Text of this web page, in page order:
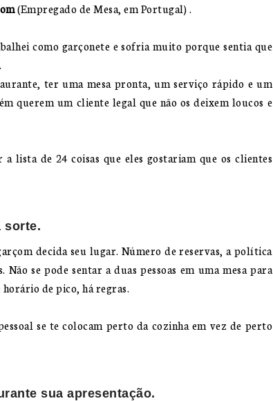
(Empregado de Mesa, em Portugal) .
como garçonete e sofria muito porque sentia que
ter uma mesa pronta, um serviço rápido e um
querem um cliente legal que não os deixem loucos e
lista de 24 coisas que eles gostariam que os clientes
sorte.
decida seu lugar. Número de reservas, a política
se pode sentar a duas pessoas em uma mesa para
de pico, há regras.
se te colocam perto da cozinha em vez de perto
sua apresentação.